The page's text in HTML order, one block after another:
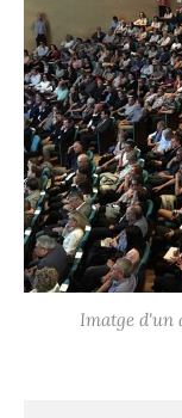
Imatge d'un